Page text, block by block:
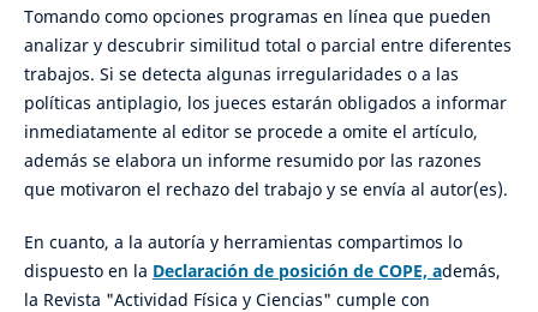
Tomando como opciones programas en línea que pueden
analizar y descubrir similitud total o parcial entre diferentes
trabajos. Si se detecta algunas irregularidades o a las
políticas antiplagio, los jueces estarán obligados a informar
inmediatamente al editor se procede a omite el artículo,
además se elabora un informe resumido por las razones
que motivaron el rechazo del trabajo y se envía al autor(es).
En cuanto, a la autoría y herramientas compartimos lo
dispuesto en la Declaración de posición de COPE, además,
la Revista "Actividad Física y Ciencias" cumple con